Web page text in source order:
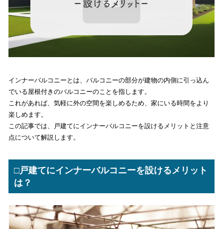
インナーバルコニーとは、バルコニーの部分が建物の内側に引っ込ん
でいる屋根付きのバルコニーのことを指します。
これがあれば、気軽に外の空間を楽しめるため、家にいる時間をより
楽しめます。
この記事では、戸建てにインナーバルコニーを設けるメリットと注意
点について解説します。
□戸建てにインナーバルコニーを設けるメリット
は？